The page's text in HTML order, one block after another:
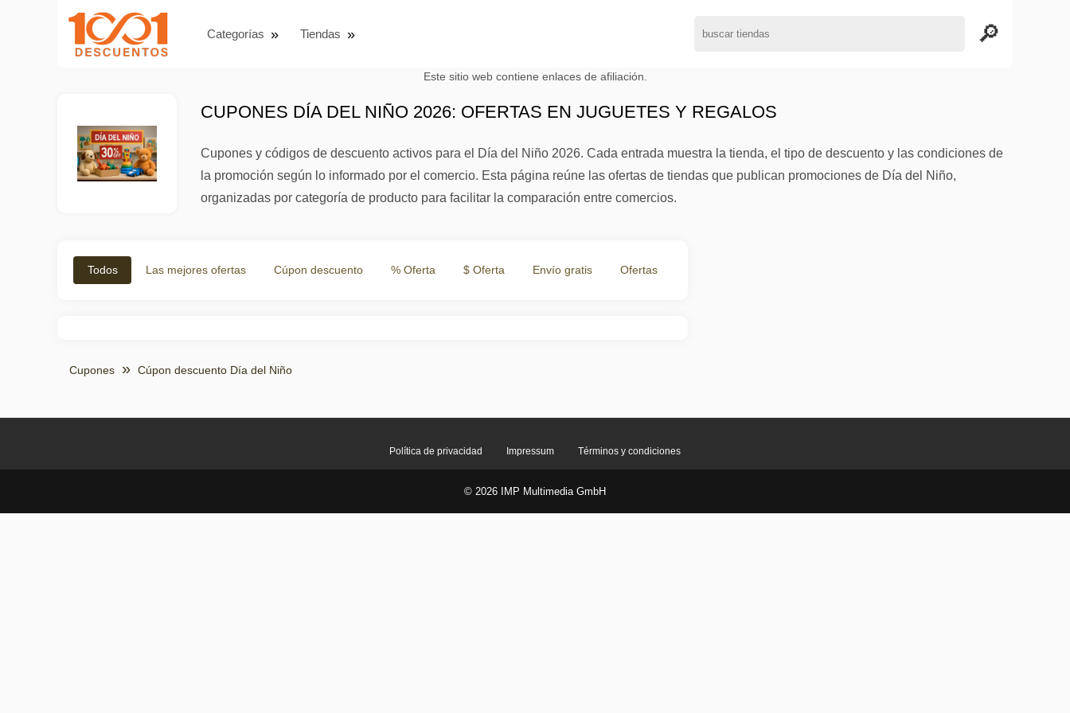
Categorías Tiendas
Este sitio web contiene enlaces de afiliación.
CUPONES DÍA DEL NIÑO 2026: OFERTAS EN JUGUETES Y REGALOS
Cupones y códigos de descuento activos para el Día del Niño 2026. Cada entrada muestra la tienda, el tipo de descuento y las condiciones de
la promoción según lo informado por el comercio. Esta página reúne las ofertas de tiendas que publican promociones de Día del Niño,
organizadas por categoría de producto para facilitar la comparación entre comercios.
Todos Las mejores ofertas Cúpon descuento % Oferta $ Oferta Envío gratis Ofertas
Cupones Cúpon descuento Día del Niño
Política de privacidad Impressum Términos y condiciones
© 2026 IMP Multimedia GmbH